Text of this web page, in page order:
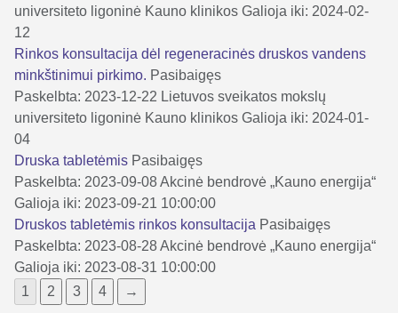
universiteto ligoninė Kauno klinikos Galioja iki: 2024-02-
12
Rinkos konsultacija dėl regeneracinės druskos vandens
minkštinimui pirkimo. Pasibaigęs
Paskelbta: 2023-12-22 Lietuvos sveikatos mokslų
universiteto ligoninė Kauno klinikos Galioja iki: 2024-01-
04
Druska tabletėmis Pasibaigęs
Paskelbta: 2023-09-08Akcinė bendrovė „Kauno energija“
Galioja iki: 2023-09-21 10:00:00
Druskos tabletėmis rinkos konsultacija Pasibaigęs
Paskelbta: 2023-08-28Akcinė bendrovė „Kauno energija“
Galioja iki: 2023-08-31 10:00:00
1
2 3 4 →